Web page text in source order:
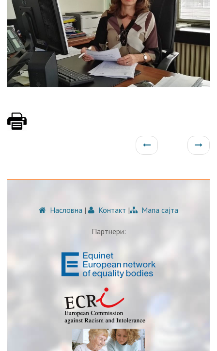
Насловна | Контакт | Мапа сајта
Партнери: